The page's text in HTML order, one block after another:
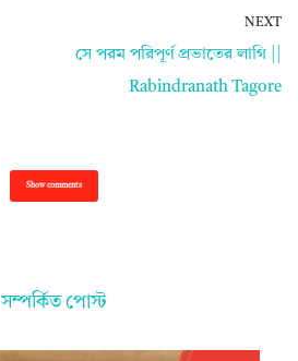
NEXT
সে পরম পরিপূর্ণ প্রভাতের লাগি ||
Rabindranath Tagore
Show comments
সম্পর্কিত পোস্ট